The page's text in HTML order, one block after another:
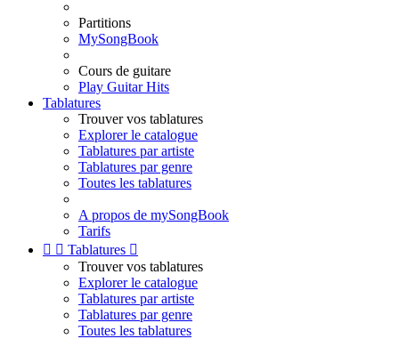
Partitions
MySongBook
Cours de guitare
Play Guitar Hits
Tablatures
Trouver vos tablatures
Explorer le catalogue
Tablatures par artiste
Tablatures par genre
Toutes les tablatures
A propos de mySongBook
Tarifs
  Tablatures 
Trouver vos tablatures
Explorer le catalogue
Tablatures par artiste
Tablatures par genre
Toutes les tablatures